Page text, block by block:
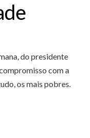
do presidente
com a
os mais pobres.